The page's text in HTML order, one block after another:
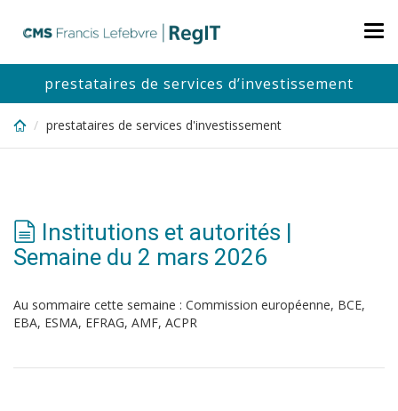
content
prestataires de services d’investissement
prestataires de services d'investissement
Institutions et autorités |
Semaine du 2 mars 2026
Au sommaire cette semaine : Commission européenne, BCE,
EBA, ESMA, EFRAG, AMF, ACPR